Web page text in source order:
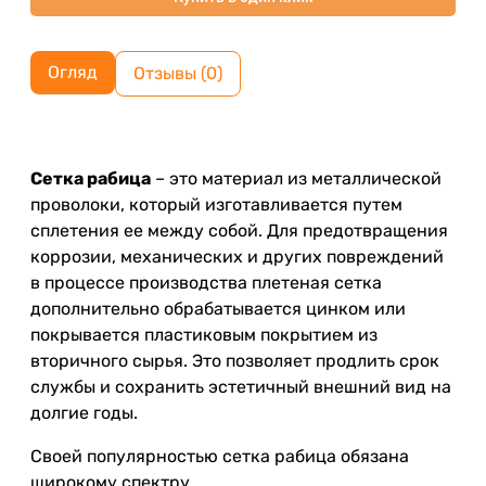
Огляд Отзывы (0)
Сетка рабица – это материал из металлической
проволоки, который изготавливается путем
сплетения ее между собой. Для предотвращения
коррозии, механических и других повреждений
в процессе производства плетеная сетка
дополнительно обрабатывается цинком или
покрывается пластиковым покрытием из
вторичного сырья. Это позволяет продлить срок
службы и сохранить эстетичный внешний вид на
долгие годы.
Своей популярностью сетка рабица обязана